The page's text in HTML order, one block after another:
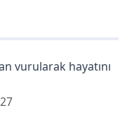
vurularak hayatını